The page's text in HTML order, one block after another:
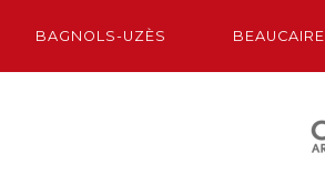
BAGNOLS-UZÈS BEAUCAIRE